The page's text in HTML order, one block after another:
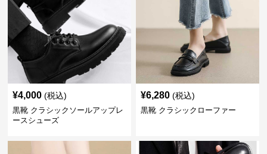
¥4,000 (税込)
黒靴 クラシックソールアップレ
ースシューズ
¥6,280 (税込)
黒靴 クラシックローファー